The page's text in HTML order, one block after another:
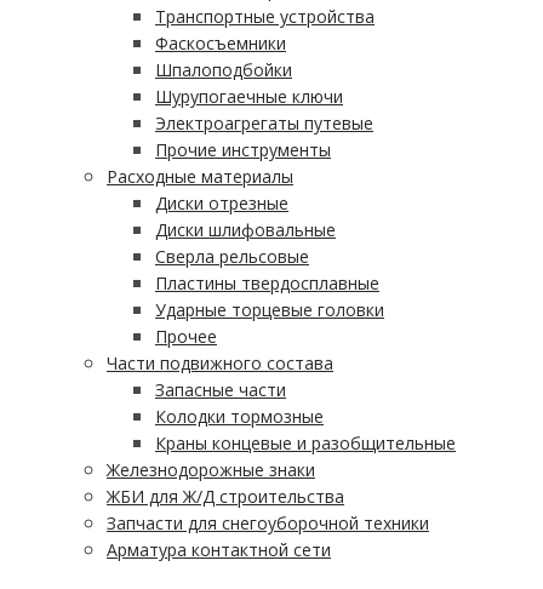
Транспортные устройства
Фаскосъемники
Шпалоподбойки
Шурупогаечные ключи
Электроагрегаты путевые
Прочие инструменты
Расходные материалы
Диски отрезные
Диски шлифовальные
Сверла рельсовые
Пластины твердосплавные
Ударные торцевые головки
Прочее
Части подвижного состава
Запасные части
Колодки тормозные
Краны концевые и разобщительные
Железнодорожные знаки
ЖБИ для Ж/Д строительства
Запчасти для снегоуборочной техники
Арматура контактной сети